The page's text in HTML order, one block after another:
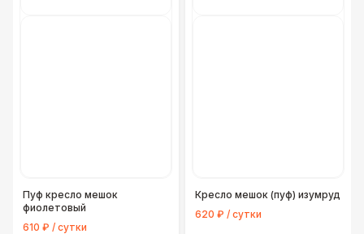
Пуф кресло мешок
фиолетовый
610 ₽ / сутки
Кресло мешок (пуф) изумруд
620 ₽ / сутки